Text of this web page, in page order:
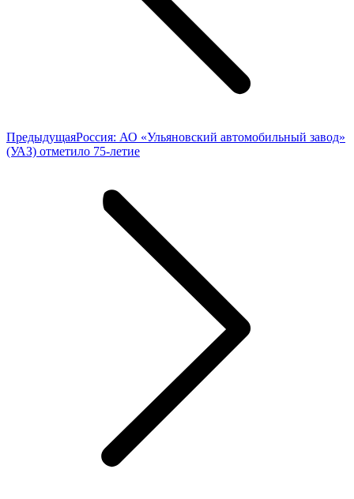
ПредыдущаяПредыдущая
запись:
Россия: АО «Ульяновский автомобильный завод»
(УАЗ) отметило 75-летие